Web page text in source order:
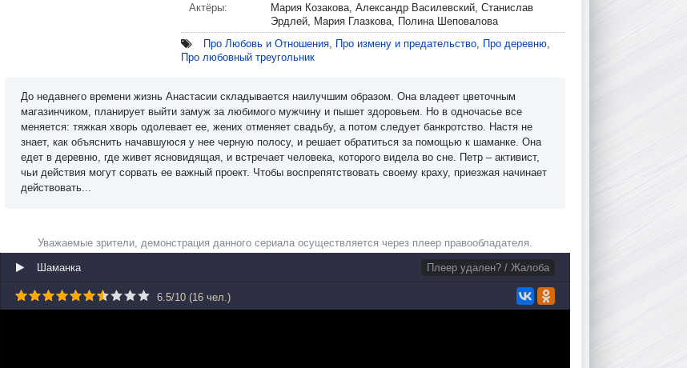
Актёры:
Мария Козакова, Александр Василевский, Станислав
Эрдлей, Мария Глазкова, Полина Шеповалова
Про Любовь и Отношения, Про измену и предательство, Про деревню,
Про любовный треугольник
До недавнего времени жизнь Анастасии складывается наилучшим образом. Она владеет цветочным
магазинчиком, планирует выйти замуж за любимого мужчину и пышет здоровьем. Но в одночасье все
меняется: тяжкая хворь одолевает ее, жених отменяет свадьбу, а потом следует банкротство. Настя не
знает, как объяснить начавшуюся у нее черную полосу, и решает обратиться за помощью к шаманке. Она
едет в деревню, где живет ясновидящая, и встречает человека, которого видела во сне. Петр – активист,
чьи действия могут сорвать ее важный проект. Чтобы воспрепятствовать своему краху, приезжая начинает
действовать...
Уважаемые зрители, демонстрация данного сериала осуществляется через плеер правообладателя.
Шаманка Плеер удален? / Жалоба
6.5/10 (16 чел.)